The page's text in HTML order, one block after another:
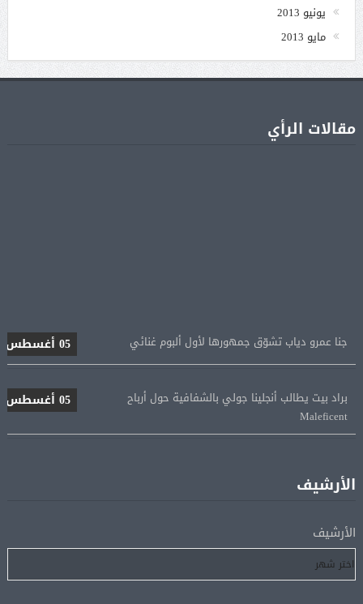
يونيو 2013
مايو 2013
مقالات الرأي
Maleficent
لإتمام انتقاله إلى طرابزون سبور
05 أغسطس
رسميًا.. انطلاق الدورى الممتاز 21 أغسطس.. وقمة الزمالك
الأرشيف
الأرشيف